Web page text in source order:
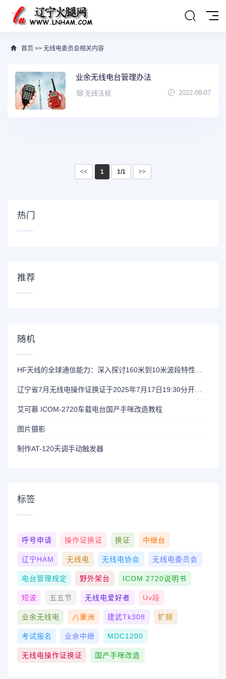
首页 >> 无线电委员会相关内容
业余无线电台管理办法
无线法规 2022-08-07
<< 1 1/1 >>
热门
推荐
随机
艾可慕 ICOM-2720车载电台国产手咪改造教程
图片摄影
制作AT-120天调手动触发器
标签
呼号申请 操作证换证 换证 中继台
辽宁HAM 无线电 无线电协会 无线电委员会
电台管理规定 野外架台 ICOM 2720说明书
短波 五五节 无线电爱好者 Uv段
业余无线电 八重洲 建武tk308 扩频
考试报名 业余中继 MDC1200
无线电操作证换证 国产手咪改造